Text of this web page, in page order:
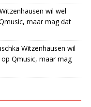
wil wel
maar mag dat
Witzenhausen wil
Qmusic, maar mag